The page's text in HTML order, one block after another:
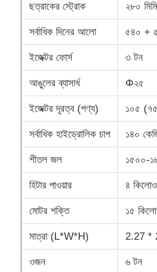
সিলিকন ইনজেকশন মোল্ডিং মেশিন
এলএসআর ডোজিং সিস্টেম
ওভারমোল্ডিং মেশিন
ইনজেকশন মোল্ডিং মেশিনের আনুষাঙ্গিক
তরল সিলিকন রাবার ইনজেকশন ছাঁচনির্মাণ
তরল সিলিকন ছাঁচনির্মাণ
সিলিকন রাবার ইনজেকশন ছাঁচনির্মাণ
ছত্রাকের স্ট্রোক ২৮০ মিমি
সর্বাধিক দিনের আলো ৫৪০ +
ইজেক্টর ফোর্স ৩ টন
আঙুলের ব্যাসার্ধ Φ২৫
ইজেক্টর দূরত্ব (পণ্য) ১০৫
সর্বাধিক হাইড্রোলিক চাপ ১৪০
শীতল জল ১৫০০-
হিটার পাওয়ার ৪
মোটর শক্তি ১৫
মাত্রা (L*W*H) 2.27 *
ওজন ৬ টন